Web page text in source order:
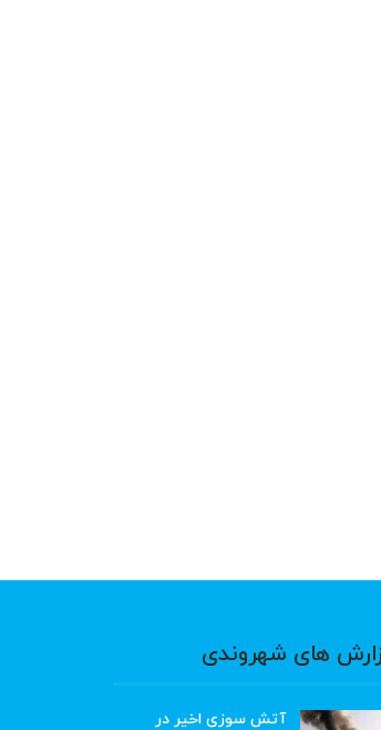
های شهروندی
آتش سوزی اخیر در